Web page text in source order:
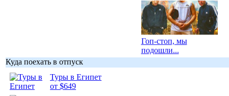
Гоп-стоп, мы
подошли...
Куда поехать в отпуск
Туры в Египет
от $649